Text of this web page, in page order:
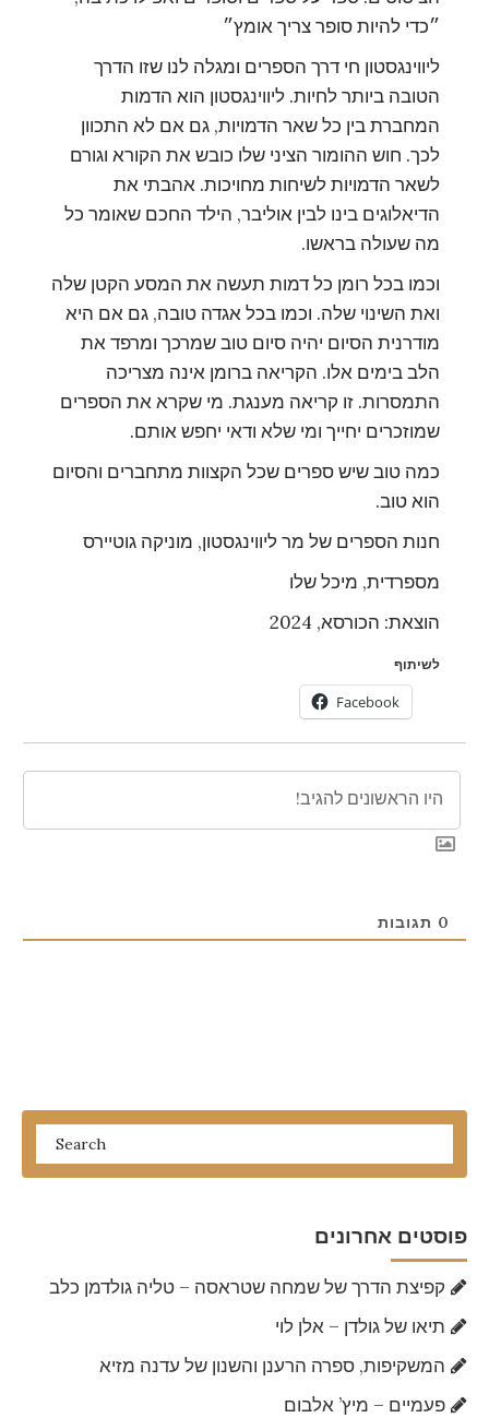
פוסטים אחרונים
קפיצת הדרך של שמחה שטראסה – טליה גולדמן כלב
תיאו של גולדן – אלן לוי
המשקיפות, ספרה הרענן והשנון של עדנה מזיא
פעמיים – מיץ’ אלבום
״כדי להיות סופר צריך אומץ״
ליווינגסטון חי דרך הספרים ומגלה לנו שזו הדרך
הטובה ביותר לחיות. ליווינגסטון הוא הדמות
המחברת בין כל שאר הדמויות, גם אם לא התכוון
לכך. חוש ההומור הציני שלו כובש את הקורא וגורם
לשאר הדמויות לשיחות מחויכות. אהבתי את
הדיאלוגים בינו לבין אוליבר, הילד החכם שאומר כל
מה שעולה בראשו.
וכמו בכל רומן כל דמות תעשה את המסע הקטן שלה
ואת השינוי שלה. וכמו בכל אגדה טובה, גם אם היא
מודרנית הסיום יהיה סיום טוב שמרכך ומרפד את
הלב בימים אלו. הקריאה ברומן אינה מצריכה
התמסרות. זו קריאה מענגת. מי שקרא את הספרים
שמוזכרים יחייך ומי שלא ודאי יחפש אותם.
כמה טוב שיש ספרים שכל הקצוות מתחברים והסיום
הוא טוב.
חנות הספרים של מר ליווינגסטון, מוניקה גוטיירס
מספרדית, מיכל שלו
הוצאת: הכורסא, 2024
לשיתוף
Facebook
0 תגובות